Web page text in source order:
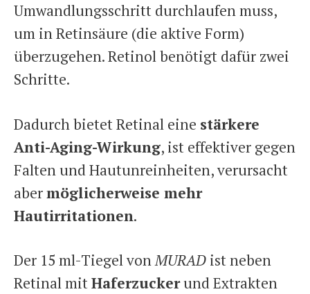
Umwandlungsschritt durchlaufen muss,
um in Retinsäure (die aktive Form)
überzugehen. Retinol benötigt dafür zwei
Schritte.
Dadurch bietet Retinal eine stärkere
Anti-Aging-Wirkung, ist effektiver gegen
Falten und Hautunreinheiten, verursacht
abermöglicherweise mehr
Hautirritationen.
Der 15 ml-Tiegel vonMURAD ist neben
Retinal mitHaferzuckerund Extrakten